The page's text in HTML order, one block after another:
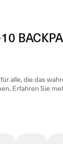
alle, die das
Erfahren Sie